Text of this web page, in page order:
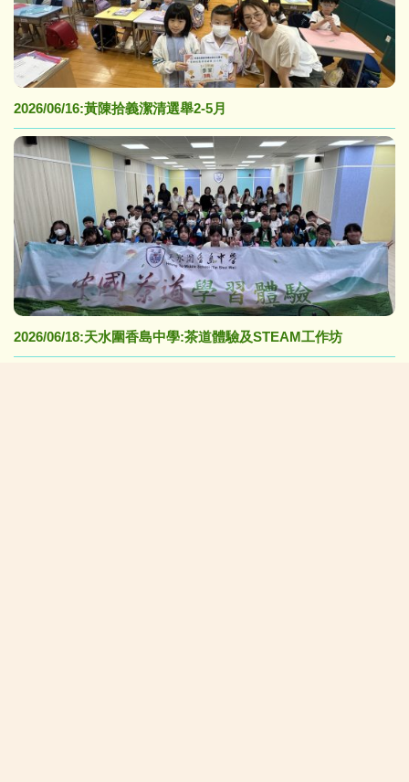
2026/06/16:黃陳拾義潔清選舉2-5月
2026/06/18:天水圍香島中學:茶道體驗及STEAM工作坊